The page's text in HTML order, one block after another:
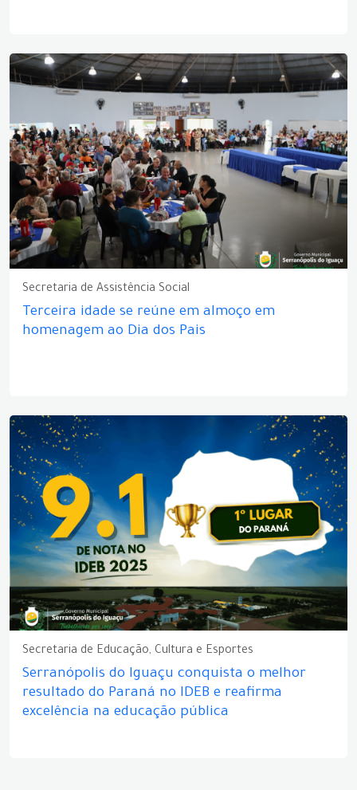
Secretaria de Assistência Social
Terceira idade se reúne em almoço em
homenagem ao Dia dos Pais
Secretaria de Educação, Cultura e Esportes
Serranópolis do Iguaçu conquista o melhor
resultado do Paraná no IDEB e reafirma
excelência na educação pública